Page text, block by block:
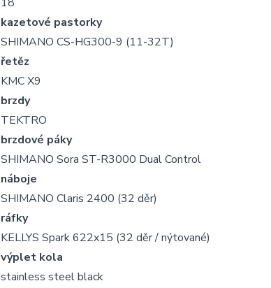
kazetové pastorky
SHIMANO CS-HG300-9 (11-32T)
řetěz
KMC X9
brzdy
TEKTRO
brzdové páky
SHIMANO Sora ST-R3000 Dual Control
náboje
SHIMANO Claris 2400 (32 děr)
ráfky
KELLYS Spark 622x15 (32 děr / nýtované)
výplet kola
stainless steel black